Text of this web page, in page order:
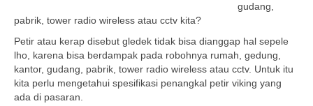
gudang,
pabrik, tower radio wireless atau cctv kita?
Petir atau kerap disebut gledek tidak bisa dianggap hal sepele
lho, karena bisa berdampak pada robohnya rumah, gedung,
kantor, gudang, pabrik, tower radio wireless atau cctv. Untuk itu
kita perlu mengetahui spesifikasi penangkal petir viking yang
ada di pasaran.